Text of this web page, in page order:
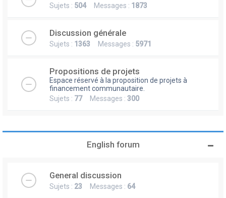
Sujets : 504Messages : 1873
Discussion générale
Sujets : 1363 Messages : 5971
Propositions de projets
Espace réservé à la proposition de projets à
financement communautaire.
Sujets : 77Messages : 300
English forum
General discussion
Sujets : 23 Messages : 64